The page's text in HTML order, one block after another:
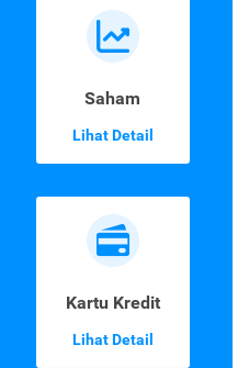
Saham
Lihat Detail
Kartu Kredit
Lihat Detail